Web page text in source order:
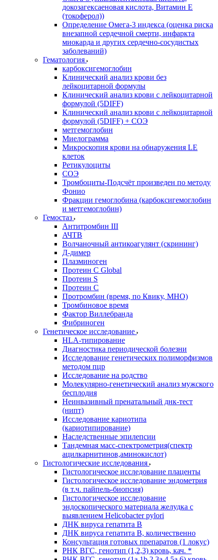
докозагексаеновая кислота, Витамин E
(токоферол))
Определение Омега-3 индекса (оценка риска
внезапной сердечной смерти, инфаркта
миокарда и других сердечно-сосудистых
заболеваний)
Гематология
карбоксигемоглобин
Клинический анализ крови без
лейкоцитарной формулы
Клинический анализ крови с лейкоцитарной
формулой (5DIFF)
Клинический анализ крови с лейкоцитарной
формулой (5DIFF) + СОЭ
метгемоглобин
Миелограмма
Микроскопия крови на обнаружения LE
клеток
Ретикулоциты
СОЭ
Тромбоциты-Подсчёт произведен по методу
Фонио
Фракции гемоглобина (карбоксигемоглобин
и метгемоглобин)
Гемостаз
Антитромбин III
АЧТВ
Волчаночный антикоагулянт (скрининг)
Д-димер
Плазминоген
Протеин C Global
Протеин S
Протеин С
Протромбин (время, по Квику, МНО)
Тромбиновое время
Фактор Виллебранда
Фибриноген
Генетическое исследование
HLA-типирование
Диагностика периодической болезни
Исследование генетических полиморфизмов
методом пцр
Исследование на родство
Молекулярно-генетический анализ мужского
бесплодия
Неинвазивный пренатальный днк-тест
(нипт)
Исследование кариотипа
(кариотипирование)
Наследственные эпилепсии
Тандемная масс-спектрометрия(спектр
ацилкарнитинов,аминокислот)
Гистологические исследования
Гистологическое исследование плаценты
Гистологическое исследование эндометрия
(в т.ч. пайпель-биопсия)
Гистологическое исследование
эндоскопического материала желудка с
выявлением Helicobacter pylori
ДНК вируса гепатита B
ДНК вируса гепатита B, количественно
Консультация готовых препаратов (1 локус)
РНК ВГC, генотип (1,2,3) кровь, кач. *